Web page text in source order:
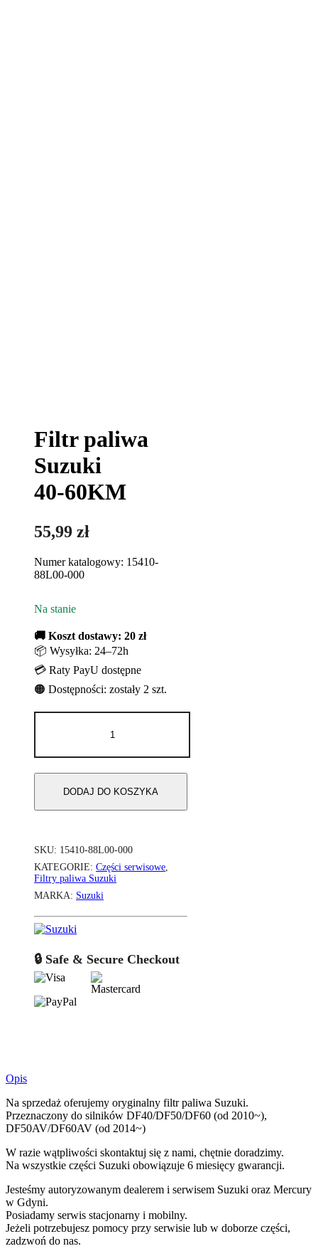
Filtr paliwa
Suzuki
40-60KM
55,99 zł
Numer katalogowy: 15410-
88L00-000
Na stanie
🚚 Koszt dostawy: 20 zł
📦 Wysyłka: 24–72h
💳 Raty PayU dostępne
🟠 Dostępności: zostały 2 szt.
Filtr
Suzuki40-
DODAJ DO KOSZYKA
SKU: 15410-88L00-000
KATEGORIE: Części serwisowe
Filtry paliwa Suzuki
MARKA: Suzuki
🔒 Safe & Secure Checkout
Opis
Na sprzedaż oferujemy oryginalny filtr paliwa Suzuki.
Przeznaczony do silników DF40/DF50/DF60 (od 2010~),
DF50AV/DF60AV (od 2014~)
W razie wątpliwości skontaktuj się z nami, chętnie doradzimy.
Na wszystkie części Suzuki obowiązuje 6 miesięcy gwarancji.
Jesteśmy autoryzowanym dealerem i serwisem Suzuki oraz Mercury
w Gdyni.
Posiadamy serwis stacjonarny i mobilny.
Jeżeli potrzebujesz pomocy przy serwisie lub w doborze części,
zadzwoń do nas.